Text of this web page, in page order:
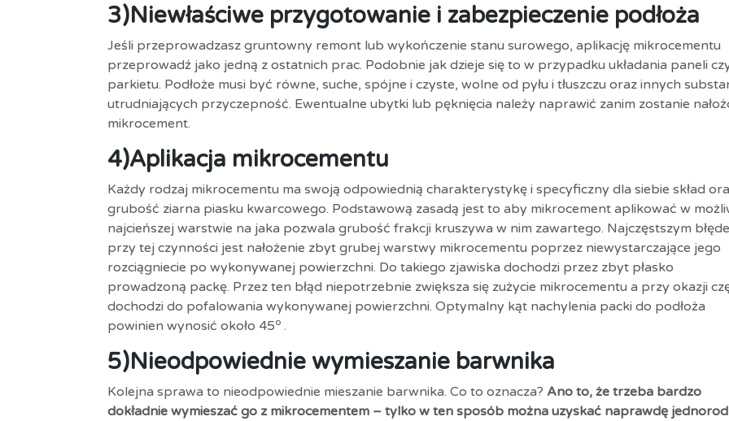
3)Niewłaściwe przygotowanie i zabezpieczenie podłoża
Jeśli przeprowadzasz gruntowny remont lub wykończenie stanu surowego, aplikację mikrocementu
przeprowadź jako jedną z ostatnich prac. Podobnie jak dzieje się to w przypadku układania paneli
parkietu. Podłoże musi być równe, suche, spójne i czyste, wolne od pyłu i tłuszczu oraz innych
utrudniających przyczepność. Ewentualne ubytki lub pęknięcia należy naprawić zanim zostanie
mikrocement.
4)Aplikacja mikrocementu
Każdy rodzaj mikrocementu ma swoją odpowiednią charakterystykę i specyficzny dla siebie skład
grubość ziarna piasku kwarcowego. Podstawową zasadą jest to aby mikrocement aplikować w
najcieńszej warstwie na jaka pozwala grubość frakcji kruszywa w nim zawartego. Najczęstszym
przy tej czynności jest nałożenie zbyt grubej warstwy mikrocementu poprzez niewystarczające jego
rozciągniecie po wykonywanej powierzchni. Do takiego zjawiska dochodzi przez zbyt płasko
prowadzoną packę. Przez ten błąd niepotrzebnie zwiększa się zużycie mikrocementu a przy okazji
dochodzi do pofalowania wykonywanej powierzchni. Optymalny kąt nachylenia packi do podłoża
powinien wynosić około 45o .
5)Nieodpowiednie wymieszanie barwnika
Kolejna sprawa to nieodpowiednie mieszanie barwnika. Co to oznacza? Ano to, że trzeba bardzo
dokładnie wymieszać go z mikrocementem – tylko w ten sposób można uzyskać naprawdę